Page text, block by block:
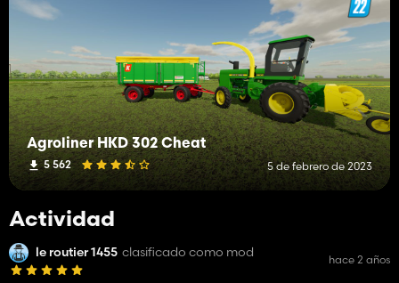
Agroliner HKD 302 Cheat
5 562 5 de febrero de 2023
Actividad
le routier 1455 clasificado como mod hace 2 años